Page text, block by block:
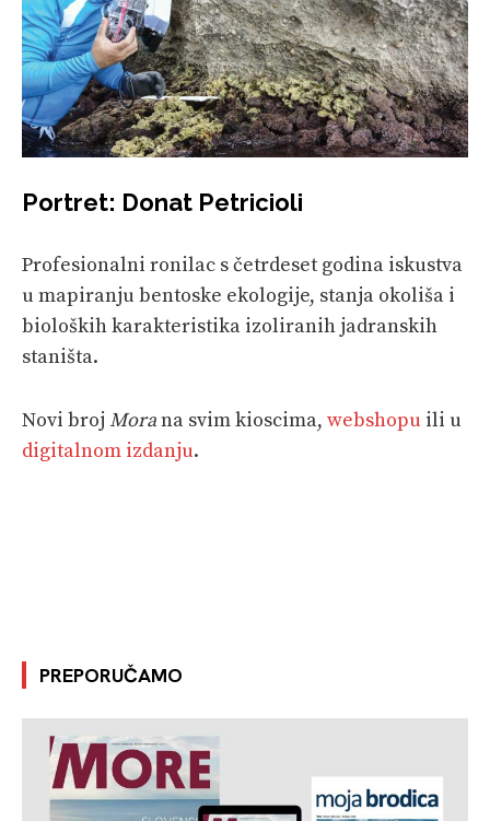
Portret: Donat Petricioli
Profesionalni ronilac s četrdeset godina iskustva
u mapiranju bentoske ekologije, stanja okoliša i
bioloških karakteristika izoliranih jadranskih
staništa.
Novi broj Morana svim kioscima, webshopu ili u
digitalnom izdanju.
PREPORUČAMO